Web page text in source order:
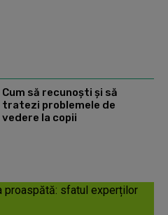
Cum să recunoști și să
tratezi problemele de
vedere la copii